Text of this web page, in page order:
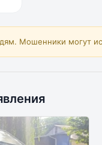
Мошенники могут